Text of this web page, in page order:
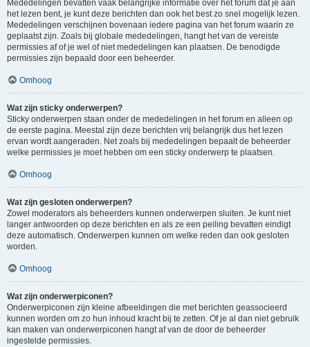
Mededelingen bevatten vaak belangrijke informatie over het forum dat je aan
het lezen bent, je kunt deze berichten dan ook het best zo snel mogelijk lezen.
Mededelingen verschijnen bovenaan iedere pagina van het forum waarin ze
geplaatst zijn. Zoals bij globale mededelingen, hangt het van de vereiste
permissies af of je wel of niet mededelingen kan plaatsen. De benodigde
permissies zijn bepaald door een beheerder.
Omhoog
Wat zijn sticky onderwerpen?
Sticky onderwerpen staan onder de mededelingen in het forum en alleen op
de eerste pagina. Meestal zijn deze berichten vrij belangrijk dus het lezen
ervan wordt aangeraden. Net zoals bij mededelingen bepaalt de beheerder
welke permissies je moet hebben om een sticky onderwerp te plaatsen.
Omhoog
Wat zijn gesloten onderwerpen?
Zowel moderators als beheerders kunnen onderwerpen sluiten. Je kunt niet
langer antwoorden op deze berichten en als ze een peiling bevatten eindigt
deze automatisch. Onderwerpen kunnen om welke reden dan ook gesloten
worden.
Omhoog
Wat zijn onderwerpiconen?
Onderwerpiconen zijn kleine afbeeldingen die met berichten geassocieerd
kunnen worden om zo hun inhoud kracht bij te zetten. Of je al dan niet gebruik
kan maken van onderwerpiconen hangt af van de door de beheerder
ingestelde permissies.